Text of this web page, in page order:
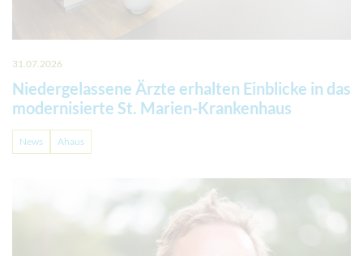
31.07.2026
Niedergelassene Ärzte erhalten Einblicke in das
modernisierte St. Marien-Krankenhaus
News Ahaus